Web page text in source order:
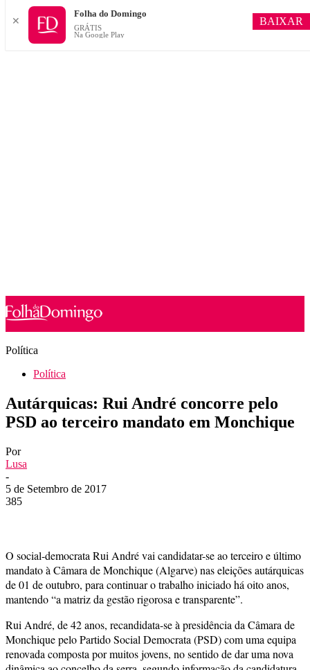
Política
Política
Autárquicas: Rui André concorre pelo
PSD ao terceiro mandato em Monchique
Por
Lusa
-
5 de Setembro de 2017
385
O social-democrata Rui André vai candidatar-se ao terceiro e último
mandato à Câmara de Monchique (Algarve) nas eleições autárquicas
de 01 de outubro, para continuar o trabalho iniciado há oito anos,
mantendo “a matriz da gestão rigorosa e transparente”.
Rui André, de 42 anos, recandidata-se à presidência da Câmara de
Monchique pelo Partido Social Democrata (PSD) com uma equipa
renovada composta por muitos jovens, no sentido de dar uma nova
✕
Folha do Domingo
GRÁTIS
Na Google Play
BAIXAR